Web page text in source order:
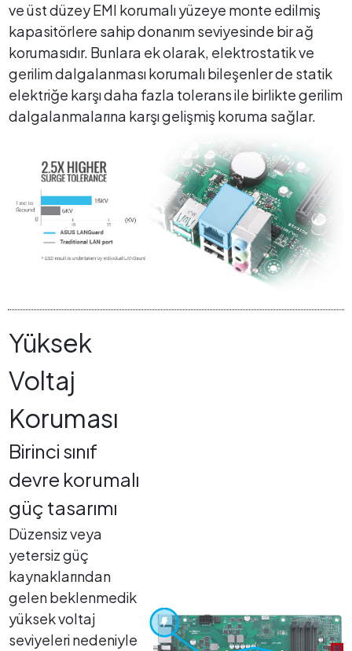
ve üst düzey EMI korumalı yüzeye monte edilmiş
kapasitörlere sahip donanım seviyesinde bir ağ
korumasıdır. Bunlara ek olarak, elektrostatik ve
gerilim dalgalanması korumalı bileşenler de statik
elektriğe karşı daha fazla tolerans ile birlikte gerilim
dalgalanmalarına karşı gelişmiş koruma sağlar.
Yüksek
Voltaj
Koruması
Birinci sınıf
devre korumalı
güç tasarımı
Düzensiz veya
yetersiz güç
kaynaklarından
gelen beklenmedik
yüksek voltaj
seviyeleri nedeniyle